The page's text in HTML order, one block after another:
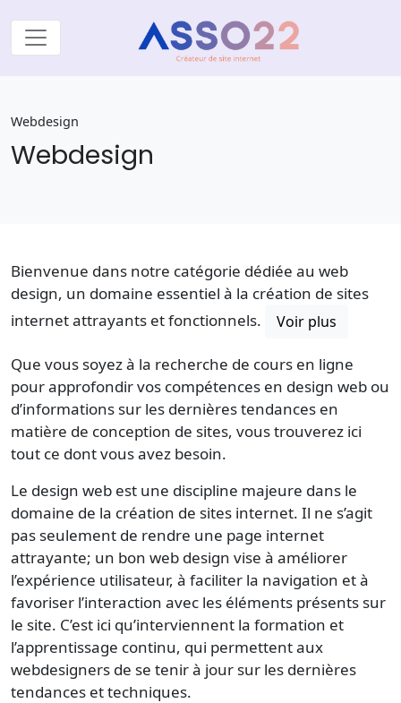
Webdesign
Webdesign
Bienvenue dans notre catégorie dédiée au web
design, un domaine essentiel à la création de sites
internet attrayants et fonctionnels.
Voir plus
Que vous soyez à la recherche de cours en ligne
pour approfondir vos compétences en design web ou
d’informations sur les dernières tendances en
matière de conception de sites, vous trouverez ici
tout ce dont vous avez besoin.
Le design web est une discipline majeure dans le
domaine de la création de sites internet. Il ne s’agit
pas seulement de rendre une page internet
attrayante; un bon web design vise à améliorer
l’expérience utilisateur, à faciliter la navigation et à
favoriser l’interaction avec les éléments présents sur
le site. C’est ici qu’interviennent la formation et
l’apprentissage continu, qui permettent aux
webdesigners de se tenir à jour sur les dernières
tendances et techniques.